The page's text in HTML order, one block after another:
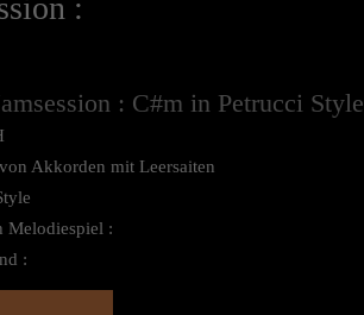
:
: C#m in Petrucci Style
Akkorden mit Leersaiten
Melodiespiel :
: